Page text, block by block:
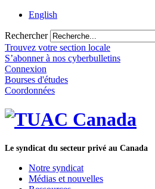
English
Rechercher
Trouvez votre section locale
S’abonner à nos cyberbulletins
Connexion
Bourses d'études
Coordonnées
Le syndicat du secteur privé au Canada
Notre syndicat
Médias et nouvelles